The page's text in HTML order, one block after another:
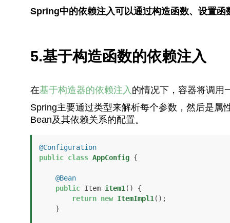
Spring中的依赖注入可以通过构造函数、设置函
5.基于构造函数的依赖注入
在基于构造器的依赖注入 的情况下，容器将调用
Spring主要通过类型来解析每个参数，然后是属
Bean及其依赖关系的配置。
@Configuration
public class AppConfig {
@Bean
public Item item1 ()
{
return new ItemImpl1 ();